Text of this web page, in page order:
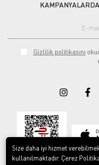
Gizlilik politikasını
Size daha iyi hizmet
kullanılmaktadır. Çerez